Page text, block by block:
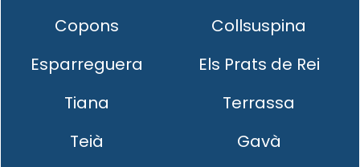
Copons
Collsuspina
Esparreguera
Els Prats de Rei
Tiana
Terrassa
Teià
Gavà